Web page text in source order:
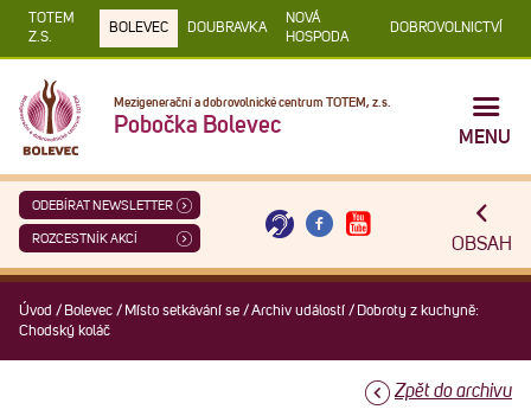
TOTEM
Z.S.
BOLEVEC DOUBRAVKA
NOVÁ
HOSPODA
DOBROVOLNICTVÍ
Mezigenerační a dobrovolnické centrum TOTEM, z.s.
Pobočka Bolevec
MENU
ODEBÍRAT NEWSLETTER
ROZCESTNÍK AKCÍ OBSAH
Úvod / Bolevec / Místo setkávání se /Archiv událostí / Dobroty z kuchyně:
Chodský koláč
Zpět do archivu